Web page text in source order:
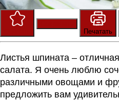
Печатать
Листья шпината –
салата. Я очень люблю
различными овощами и
предложить вам